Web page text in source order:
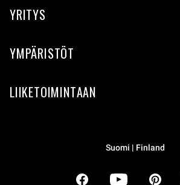
YRITYS
YMPÄRISTÖT
LIIKETOIMINTAAN
Suomi | Finland